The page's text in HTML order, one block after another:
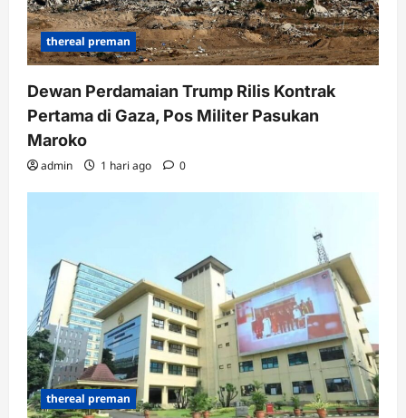
thereal preman
Dewan Perdamaian Trump Rilis Kontrak
Pertama di Gaza, Pos Militer Pasukan
Maroko
admin 1 hari ago 0
thereal preman